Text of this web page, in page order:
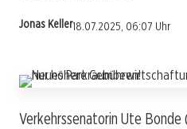
Jonas Keller18.07.2025, 06:07 Uhr
Verkehrssenatorin Ute Bonde